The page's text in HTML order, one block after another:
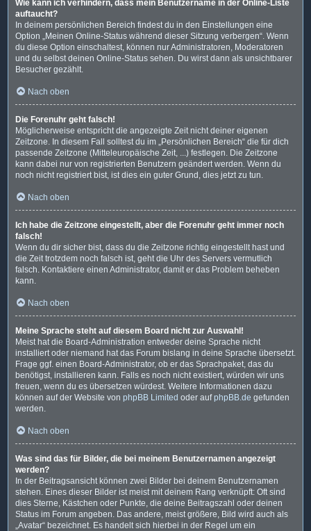
Wie kann ich verhindern, dass mein Benutzername in der Online-Liste
auftaucht?
In deinem persönlichen Bereich findest du in den Einstellungen eine
Option „Meinen Online-Status während dieser Sitzung verbergen“. Wenn
du diese Option einschaltest, können nur Administratoren, Moderatoren
und du selbst deinen Online-Status sehen. Du wirst dann als unsichtbarer
Besucher gezählt.
Nach oben
Die Forenuhr geht falsch!
Möglicherweise entspricht die angezeigte Zeit nicht deiner eigenen
Zeitzone. In diesem Fall solltest du im „Persönlichen Bereich“ die für dich
passende Zeitzone (Mitteleuropäische Zeit, ...) festlegen. Die Zeitzone
kann dabei nur von registrierten Benutzern geändert werden. Wenn du
noch nicht registriert bist, ist dies ein guter Grund, dies jetzt zu tun.
Nach oben
Ich habe die Zeitzone eingestellt, aber die Forenuhr geht immer noch
falsch!
Wenn du dir sicher bist, dass du die Zeitzone richtig eingestellt hast und
die Zeit trotzdem noch falsch ist, geht die Uhr des Servers vermutlich
falsch. Kontaktiere einen Administrator, damit er das Problem beheben
kann.
Nach oben
Meine Sprache steht auf diesem Board nicht zur Auswahl!
Meist hat die Board-Administration entweder deine Sprache nicht
installiert oder niemand hat das Forum bislang in deine Sprache übersetzt.
Frage ggf. einen Board-Administrator, ob er das Sprachpaket, das du
benötigst, installieren kann. Falls es noch nicht existiert, würden wir uns
freuen, wenn du es übersetzen würdest. Weitere Informationen dazu
können auf der Website von phpBB Limited oder aufphpBB.de gefunden
werden.
Nach oben
Was sind das für Bilder, die bei meinem Benutzernamen angezeigt
werden?
In der Beitragsansicht können zwei Bilder bei deinem Benutzernamen
stehen. Eines dieser Bilder ist meist mit deinem Rang verknüpft: Oft sind
dies Sterne, Kästchen oder Punkte, die deine Beitragszahl oder deinen
Status im Forum angeben. Das andere, meist größere, Bild wird auch als
„Avatar“ bezeichnet. Es handelt sich hierbei in der Regel um ein